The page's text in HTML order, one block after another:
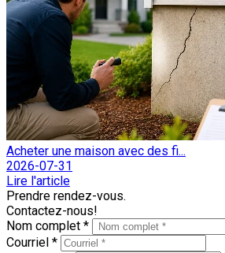
Acheter une maison avec des fi...
2026-07-31
Lire l'article
Prendre rendez-vous.
Contactez-nous!
Nom complet *
Courriel *